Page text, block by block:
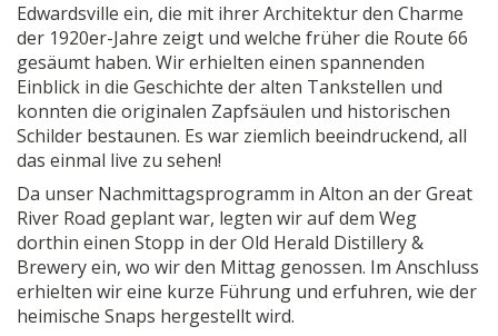
Edwardsville ein, die mit ihrer Architektur den Charme
der 1920er-Jahre zeigt und welche früher die Route 66
gesäumt haben. Wir erhielten einen spannenden
Einblick in die Geschichte der alten Tankstellen und
konnten die originalen Zapfsäulen und historischen
Schilder bestaunen. Es war ziemlich beeindruckend, all
das einmal live zu sehen!
Da unser Nachmittagsprogramm in Alton an der Great
River Road geplant war, legten wir auf dem Weg
dorthin einen Stopp in der Old Herald Distillery &
Brewery ein, wo wir den Mittag genossen. Im Anschluss
erhielten wir eine kurze Führung und erfuhren, wie der
heimische Snaps hergestellt wird.